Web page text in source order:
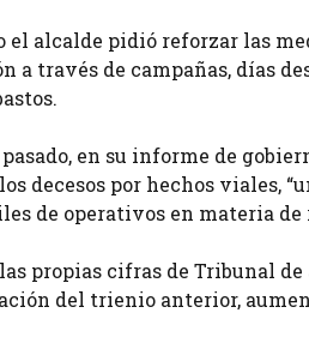
el alcalde pidió reforzar las
a través de campañas, días
en su informe de
decesos por hechos viales,
de operativos en materia
propias cifras de Tribunal
del trienio anterior,